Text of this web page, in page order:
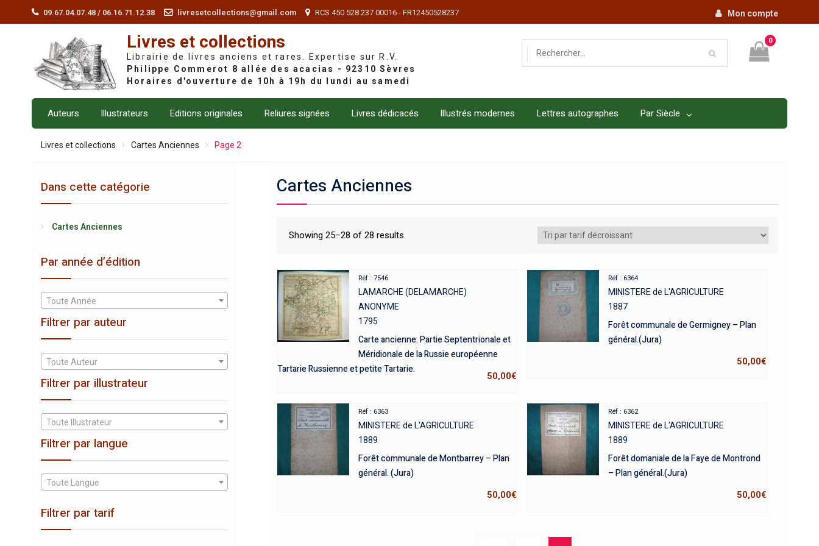
09.67.04.07.48 / 06.16.71.12.38 livresetcollections@gmail.com RCS 450 528 237 00016 - FR12450528237 Mon compte
Livres et collections
Librairie de livres anciens et rares. Expertise sur R.V.
0
Auteurs Illustrateurs Editions originales Reliures signées Livres dédicacés Illustrés modernes Lettres autographes Par Siècle
Livres et collections Cartes Anciennes Page 2
Cartes Anciennes
Showing 25–28 of 28 results
Réf : 7546
LAMARCHE (DELAMARCHE)
ANONYME
1795
Carte ancienne. Partie Septentrionale et
Méridionale de la Russie européenne
Tartarie Russienne et petite Tartarie.
50,00€
Réf : 6364
MINISTERE de L'AGRICULTURE
1887
Forêt communale de Germigney – Plan
général.(Jura)
50,00€
Réf : 6363
MINISTERE de L'AGRICULTURE
1889
Forêt communale de Montbarrey – Plan
général. (Jura)
50,00€
Réf : 6362
MINISTERE de L'AGRICULTURE
1889
Forêt domaniale de la Faye de Montrond
– Plan général.(Jura)
50,00€
Dans cette catégorie
Cartes Anciennes
Par année d’édition
Toute Année
Filtrer par auteur
Toute Auteur
Filtrer par illustrateur
Toute Illustrateur
Filtrer par langue
Toute Langue
Filtrer par tarif